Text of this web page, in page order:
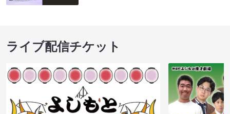
ライブ配信チケット